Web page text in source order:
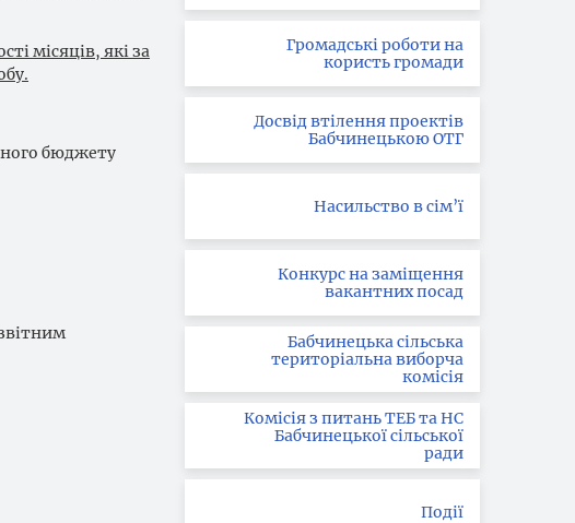
місяців, які за
бюджету
Громадські роботи на
користь громади
Досвід втілення проектів
Бабчинецькою ОТГ
Насильство в сім’ї
Конкурс на заміщення
вакантних посад
Бабчинецька сільська
територіальна виборча
комісія
Комісія з питань ТЕБ та НС
Бабчинецької сільської
ради
Події